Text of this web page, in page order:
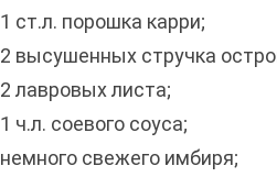
1 ст.л. порошка карри;
2 высушенных стручка
2 лавровых листа;
1 ч.л. соевого соуса;
немного свежего имбиря;